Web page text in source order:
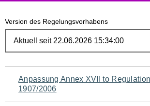
Version des Regelungsvorhabens
Navigation
für
Anpassung Annex XVII to
1907/2006